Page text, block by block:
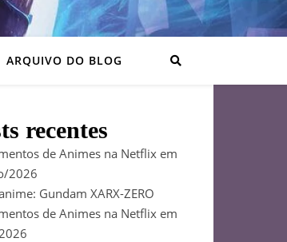
ARQUIVO DO BLOG
recentes
de Animes na Netflix em
2026
Gundam XARX-ZERO
de Animes na Netflix em